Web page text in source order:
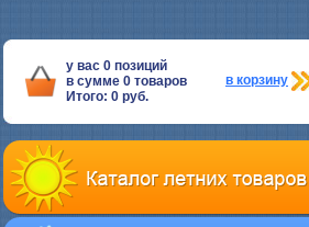
у вас 0 позиций
в сумме 0 товаров
Итого: 0 руб.
в корзину